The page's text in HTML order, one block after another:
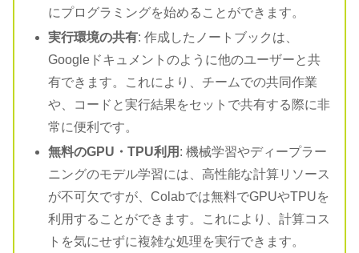
にプログラミングを始めることができます。
実行環境の共有: 作成したノートブックは、
Googleドキュメントのように他のユーザーと共
有できます。これにより、チームでの共同作業
や、コードと実行結果をセットで共有する際に非
常に便利です。
無料のGPU・TPU利用 : 機械学習やディープラー
ニングのモデル学習には、高性能な計算リソース
が不可欠ですが、Colabでは無料でGPUやTPUを
利用することができます。これにより、計算コス
トを気にせずに複雑な処理を実行できます。